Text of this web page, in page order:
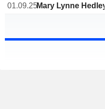
01.09.25Mary Lynne Hedley